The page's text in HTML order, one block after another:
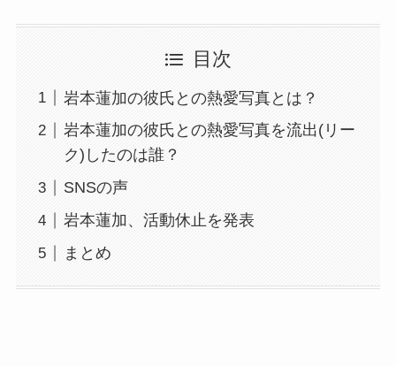
目次
岩本蓮加の彼氏との熱愛写真とは？
岩本蓮加の彼氏との熱愛写真を流出(リー
ク)したのは誰？
SNSの声
岩本蓮加、活動休止を発表
まとめ